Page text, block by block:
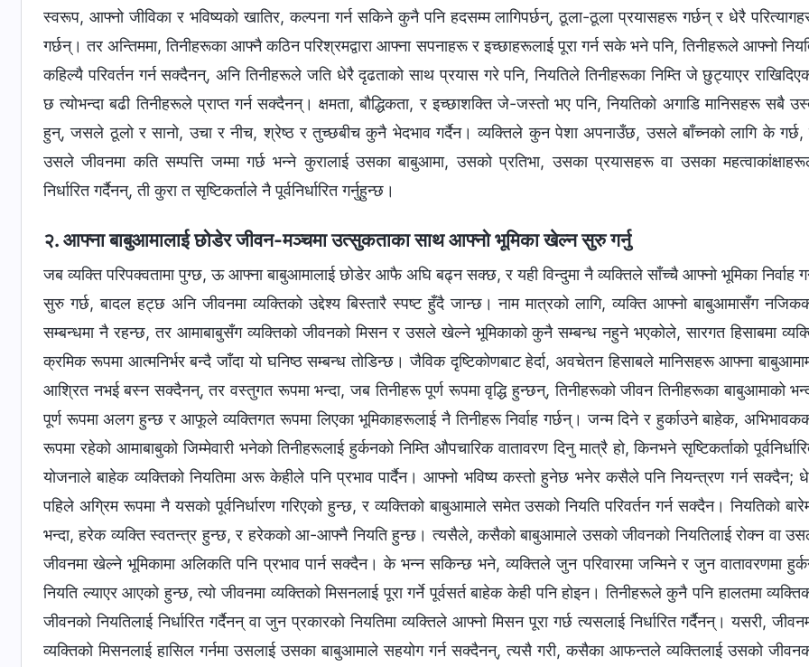
स्वरूप, आफ्‍नो जीविका र भविष्यको खातिर, कल्‍पना गर्न सकिने कुनै पनि हदसम्‍म लागिपर्छन्, ठूला-ठूला प्रयासहरू गर्छन् र धेरै
गर्छन्। तर अन्तिममा, तिनीहरूका आफ्‍नै कठिन परिश्रमद्वारा आफ्‍ना सपनाहरू र इच्‍छाहरूलाई पूरा गर्न सके भने पनि, तिनीहरूले आफ्‍नो
कहिल्यै परिवर्तन गर्न सक्दैनन्, अनि तिनीहरूले जति धेरै दृढताको साथ प्रयास गरे पनि, नियतिले तिनीहरूका निम्ति जे छुट्याएर
छ त्योभन्दा बढी तिनीहरूले प्राप्त गर्न सक्दैनन्। क्षमता, बौद्धिकता, र इच्‍छाशक्ति जे-जस्तो भए पनि, नियतिको अगाडि मानिसहरू सबै
हुन्, जसले ठूलो र सानो, उचा र नीच, श्रेष्ठ र तुच्छबीच कुनै भेदभाव गर्दैन। व्यक्तिले कुन पेशा अपनाउँछ, उसले बाँच्‍नको लागि के गर्छ,
उसले जीवनमा कति सम्पत्ति जम्मा गर्छ भन्‍ने कुरालाई उसका बाबुआमा, उसको प्रतिभा, उसका प्रयासहरू वा उसका
निर्धारित गर्दैनन्, ती कुरा त सृष्टिकर्ताले नै पूर्वनिर्धारित गर्नुहुन्छ।
२. आफ्‍ना बाबुआमालाई छोडेर जीवन-मञ्‍चमा उत्सुकताका साथ आफ्‍नो भूमिका खेल्‍न सुरु गर्नु
जब व्यक्ति परिपक्‍वतामा पुग्छ, ऊ आफ्‍ना बाबुआमालाई छोडेर आफै अघि बढ्न सक्छ, र यही विन्दुमा नै व्यक्तिले साँच्‍चै आफ्‍नो भूमिका निर्वाह
सुरु गर्छ, बादल हट्छ अनि जीवनमा व्यक्तिको उद्देश्य बिस्तारै स्पष्ट हुँदै जान्छ। नाम मात्रको लागि, व्यक्ति आफ्‍नो बाबुआमासँग
सम्‍बन्धमा नै रहन्छ, तर आमाबाबुसँग व्यक्तिको जीवनको मिसन र उसले खेल्‍ने भूमिकाको कुनै सम्‍बन्ध नहुने भएकोले, सारगत हिसाबमा
क्रमिक रूपमा आत्मनिर्भर बन्दै जाँदा यो घनिष्ठ सम्‍बन्ध तोडिन्छ। जैविक दृष्टिकोणबाट हेर्दा, अवचेतन हिसाबले मानिसहरू आफ्‍ना
आश्रित नभई बस्‍न सक्दैनन्, तर वस्तुगत रूपमा भन्दा, जब तिनीहरू पूर्ण रूपमा वृद्धि हुन्छन्, तिनीहरूको जीवन तिनीहरूका बाबुआमाको
पूर्ण रूपमा अलग हुन्छ र आफूले व्यक्तिगत रूपमा लिएका भूमिकाहरूलाई नै तिनीहरू निर्वाह गर्छन्। जन्‍म दिने र हुर्काउने बाहेक,
रूपमा रहेको आमाबाबुको जिम्‍मेवारी भनेको तिनीहरूलाई हुर्कनको निम्ति औपचारिक वातावरण दिनु मात्रै हो, किनभने सृष्टिकर्ताको
योजनाले बाहेक व्यक्तिको नियतिमा अरू केहीले पनि प्रभाव पार्दैन। आफ्‍नो भविष्य कस्तो हुनेछ भनेर कसैले पनि नियन्त्रण गर्न सक्दैन;
पहिले अग्रिम रूपमा नै यसको पूर्वनिर्धारण गरिएको हुन्छ, र व्यक्तिको बाबुआमाले समेत उसको नियति परिवर्तन गर्न सक्दैन। नियतिको
भन्दा, हरेक व्यक्ति स्वतन्त्र हुन्छ, र हरेकको आ-आफ्‍नै नियति हुन्छ। त्यसैले, कसैको बाबुआमाले उसको जीवनको नियतिलाई रोक्‍न वा
जीवनमा खेल्‍ने भूमिकामा अलिकति पनि प्रभाव पार्न सक्दैन। के भन्‍न सकिन्छ भने, व्यक्तिले जुन परिवारमा जन्‍मिने र जुन वातावरणमा
नियति ल्याएर आएको हुन्छ, त्यो जीवनमा व्यक्तिको मिसनलाई पूरा गर्ने पूर्वसर्त बाहेक केही पनि होइन। तिनीहरूले कुनै पनि हालतमा
जीवनको नियतिलाई निर्धारित गर्दैनन् वा जुन प्रकारको नियतिमा व्यक्तिले आफ्‍नो मिसन पूरा गर्छ त्यसलाई निर्धारित गर्दैनन्। यसरी,
व्यक्तिको मिसनलाई हासिल गर्नमा उसलाई उसका बाबुआमाले सहयोग गर्न सक्दैनन्, त्यसै गरी, कसैका आफन्तले व्यक्तिलाई उसको